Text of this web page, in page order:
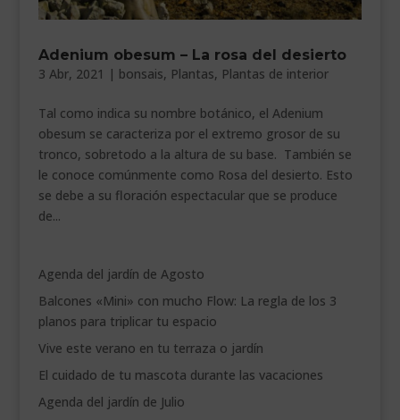
VEURE EN CATALÀ
Adenium obesum – La rosa del desierto
3 Abr, 2021 | bonsais, Plantas, Plantas de interior
Tal como indica su nombre botánico, el Adenium
obesum se caracteriza por el extremo grosor de su
tronco, sobretodo a la altura de su base. También se
le conoce comúnmente como Rosa del desierto. Esto
se debe a su floración espectacular que se produce
de...
Agenda del jardín de Agosto
Balcones «Mini» con mucho Flow: La regla de los 3
planos para triplicar tu espacio
Vive este verano en tu terraza o jardín
El cuidado de tu mascota durante las vacaciones
Agenda del jardín de Julio